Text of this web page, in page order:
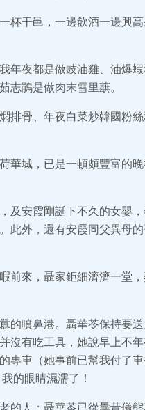
杯干邑，一邊飲酒一邊興
年夜都是做豉油雞、油爆蝦
志鵑是做肉末雪里蕻。
排骨、年夜白菜炒韓國粉
華城，已是一頓頗豐富的
及安霞剛誕下不久的女嬰
此外，還有安霞同父異母的
前來，聶家鉅細濟濟一堂
的噴鼻港。聶華苓保持要
沒有吃工具，她說早上不
車（她事前已幫我付了車
的眼睛濕濡了！